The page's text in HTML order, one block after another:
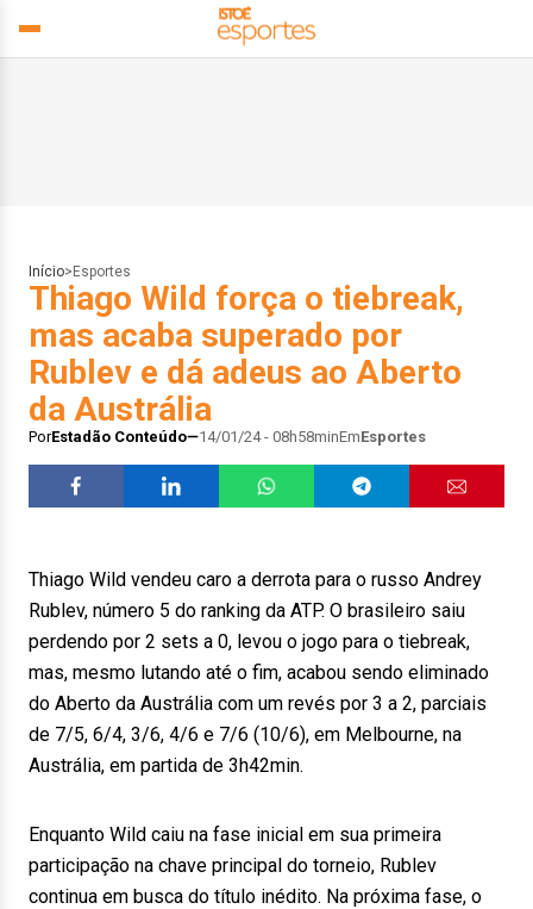
Início> Esportes
Thiago Wild força o tiebreak,
mas acaba superado por
Rublev e dá adeus ao Aberto
da Austrália
PorEstadão Conteúdo 14/01/24 - 08h58minEmEsportes
Thiago Wild vendeu caro a derrota para o russo Andrey
Rublev, número 5 do ranking da ATP. O brasileiro saiu
perdendo por 2 sets a 0, levou o jogo para o tiebreak,
mas, mesmo lutando até o fim, acabou sendo eliminado
do Aberto da Austrália com um revés por 3 a 2, parciais
de 7/5, 6/4, 3/6, 4/6 e 7/6 (10/6), em Melbourne, na
Austrália, em partida de 3h42min.
Enquanto Wild caiu na fase inicial em sua primeira
participação na chave principal do torneio, Rublev
continua em busca do título inédito. Na próxima fase, o